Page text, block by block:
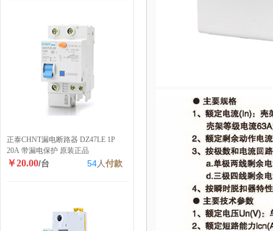
正泰CHNT漏电断路器 DZ47LE 1P
20A 带漏电保护 原装正品
￥20.00/台 54人付款